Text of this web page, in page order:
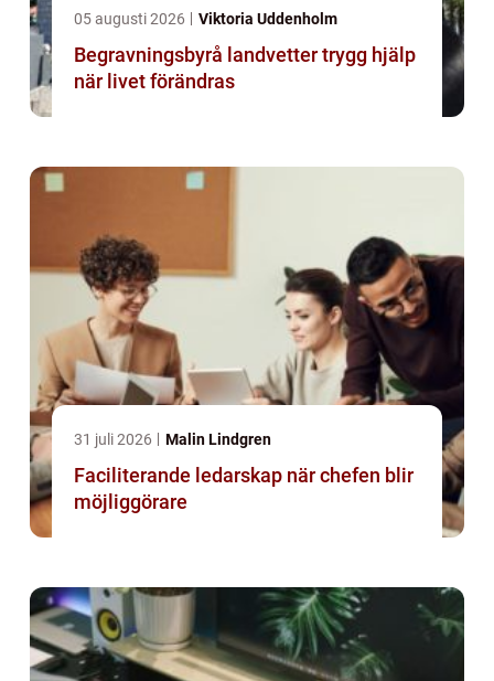
05 augusti 2026 Viktoria Uddenholm
Begravningsbyrå landvetter trygg hjälp
när livet förändras
31 juli 2026 Malin Lindgren
Faciliterande ledarskap när chefen blir
möjliggörare